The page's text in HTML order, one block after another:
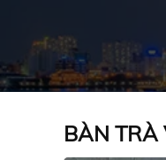
BÀN TRÀ